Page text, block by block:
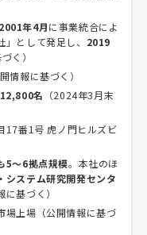
2001年4月に事業統合によ
として発足し、 2019
く）
開情報に基づく）
名 （2024年3月末
17番1号 虎ノ門ヒルズビ
5～6拠点規模。本社のほ
システム研究開発センタ
基づく）
場上場（公開情報に基づ